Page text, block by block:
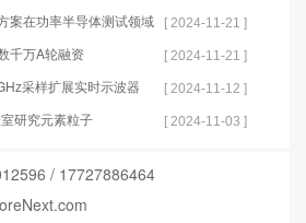
案在功率半导体测试领域
[ 2024-11-21 ]
千万A轮融资 [ 2024-11-21 ]
采样扩展实时示波器 [ 2024-11-12 ]
研究元素粒子 [ 2024-11-03 ]
/ 17727886464